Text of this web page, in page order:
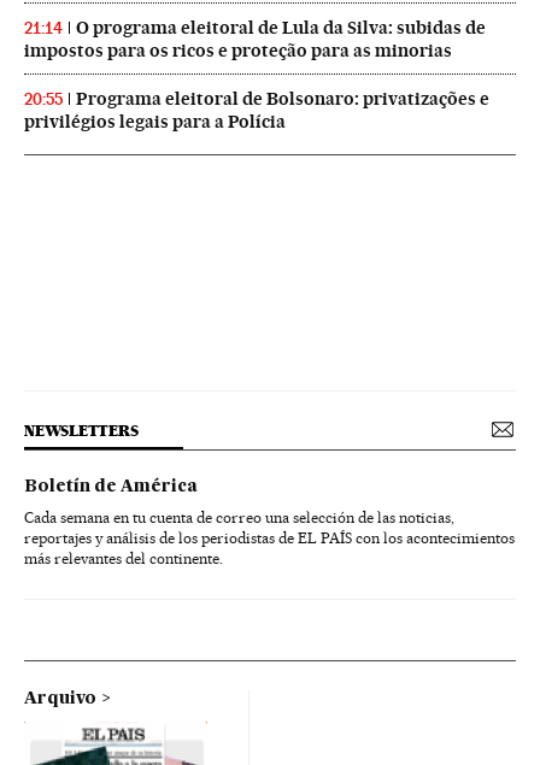
21:14
O programa eleitoral de Lula da Silva: subidas de
impostos para os ricos e proteção para as minorias
20:55
Programa eleitoral de Bolsonaro: privatizações e
privilégios legais para a Polícia
NEWSLETTERS
Boletín de América
Cada semana en tu cuenta de correo una selección de las noticias,
reportajes y análisis de los periodistas de EL PAÍS con los acontecimientos
más relevantes del continente.
Arquivo